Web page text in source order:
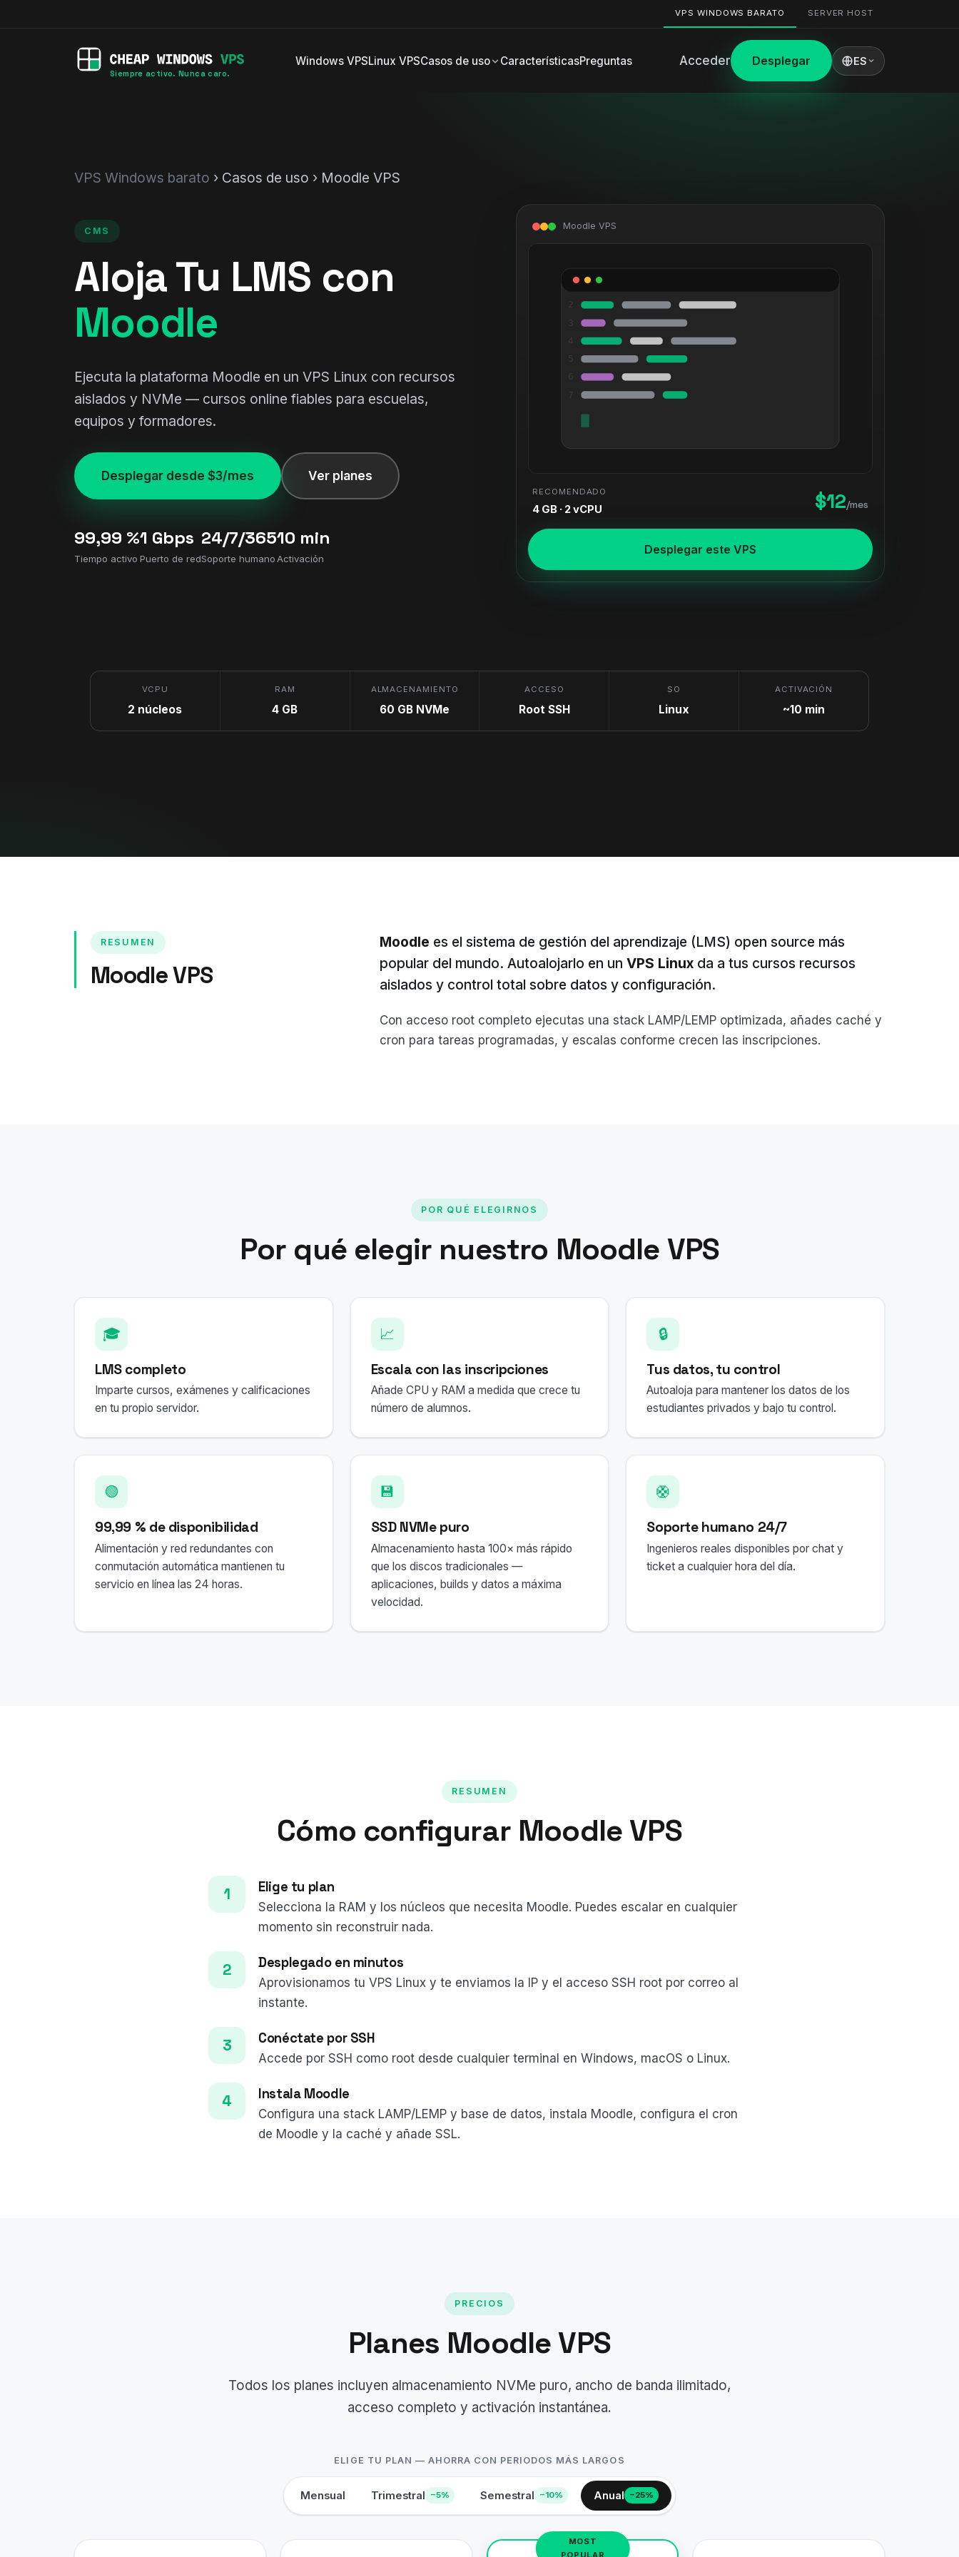
VPS WINDOWS BARATO SERVER HOST
Siempre activo. Nunca caro.
Windows VPSLinux VPSCasos de uso CaracterísticasPreguntas Acceder Desplegar ES
VPS Windows barato › Casos de uso › Moodle VPS
CMS
Aloja Tu LMS con
Moodle
Ejecuta la plataforma Moodle en un VPS Linux con recursos
aislados y NVMe — cursos online fiables para escuelas,
equipos y formadores.
Desplegar desde $3/mes Ver planes
99,99 %
Tiempo activo
1 Gbps
Puerto de red
24/7/365
Soporte humano
10 min
Activación
Moodle VPS
RECOMENDADO
4 GB · 2 vCPU $12/mes
Desplegar este VPS
VCPU
2 núcleos
RAM
4 GB
ALMACENAMIENTO
60 GB NVMe
ACCESO
Root SSH
SO
Linux
ACTIVACIÓN
~10 min
RESUMEN
Moodle VPS
Moodle es el sistema de gestión del aprendizaje (LMS) open source más
popular del mundo. Autoalojarlo en unVPS Linux da a tus cursos recursos
aislados y control total sobre datos y configuración.
Con acceso root completo ejecutas una stack LAMP/LEMP optimizada, añades caché y
cron para tareas programadas, y escalas conforme crecen las inscripciones.
POR QUÉ ELEGIRNOS
Por qué elegir nuestro Moodle VPS
🎓
LMS completo
Imparte cursos, exámenes y calificaciones
en tu propio servidor.
📈
Escala con las inscripciones
Añade CPU y RAM a medida que crece tu
número de alumnos.
🔒
Tus datos, tu control
Autoaloja para mantener los datos de los
estudiantes privados y bajo tu control.
🟢
99,99 % de disponibilidad
Alimentación y red redundantes con
conmutación automática mantienen tu
servicio en línea las 24 horas.
💾
SSD NVMe puro
Almacenamiento hasta 100× más rápido
que los discos tradicionales —
aplicaciones, builds y datos a máxima
velocidad.
🛟
Soporte humano 24/7
Ingenieros reales disponibles por chat y
ticket a cualquier hora del día.
RESUMEN
Cómo configurar Moodle VPS
Elige tu plan
Selecciona la RAM y los núcleos que necesita Moodle. Puedes escalar en cualquier
momento sin reconstruir nada.
Desplegado en minutos
Aprovisionamos tu VPS Linux y te enviamos la IP y el acceso SSH root por correo al
instante.
Conéctate por SSH
Accede por SSH como root desde cualquier terminal en Windows, macOS o Linux.
Instala Moodle
Configura una stack LAMP/LEMP y base de datos, instala Moodle, configura el cron
de Moodle y la caché y añade SSL.
PRECIOS
Planes Moodle VPS
Todos los planes incluyen almacenamiento NVMe puro, ancho de banda ilimitado,
acceso completo y activación instantánea.
ELIGE TU PLAN — AHORRA CON PERIODOS MÁS LARGOS
Mensual Trimestral −5% Semestral −10% Anual −25%